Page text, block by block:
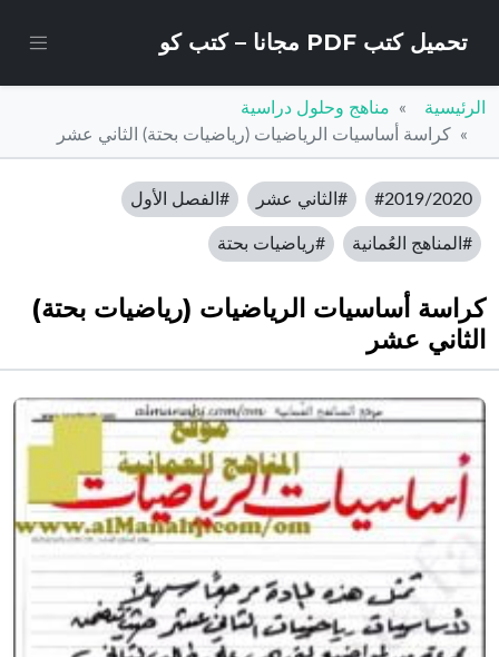
تحميل كتب PDF مجانا – كتب كو
الرئيسية
مناهج وحلول دراسية
كراسة أساسيات الرياضيات (رياضيات بحتة) الثاني عشر
#2019/2020 #الثاني عشر #الفصل الأول
#المناهج العُمانية #رياضيات بحتة
كراسة أساسيات الرياضيات (رياضيات بحتة)
الثاني عشر